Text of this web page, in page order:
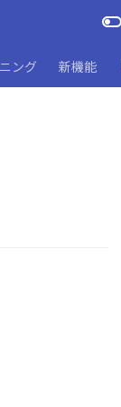
ング 新機能